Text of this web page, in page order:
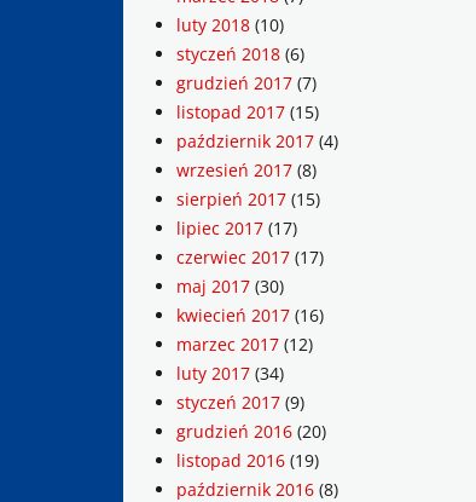
luty 2018 (10)
styczeń 2018 (6)
grudzień 2017 (7)
listopad 2017 (15)
październik 2017 (4)
wrzesień 2017 (8)
sierpień 2017 (15)
lipiec 2017 (17)
czerwiec 2017 (17)
maj 2017 (30)
kwiecień 2017 (16)
marzec 2017 (12)
luty 2017 (34)
styczeń 2017 (9)
grudzień 2016 (20)
listopad 2016 (19)
październik 2016 (8)